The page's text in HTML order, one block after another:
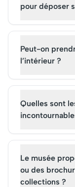
pour déposer
Peut-on
l’intérieur ?
Quelles sont
Le musée
ou des
collections ?